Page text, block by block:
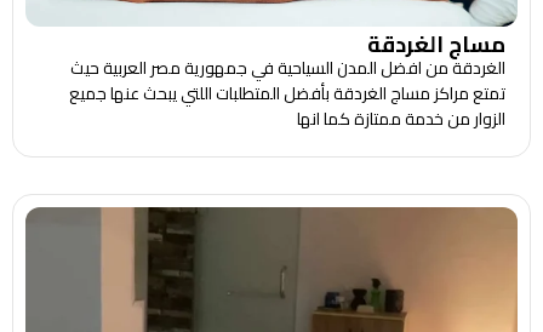
مساج الغردقة
الغردقة من افضل المدن السياحية في جمهورية مصر العربية حيث
تمتع مراكز مساج الغردقة بأفضل المتطلبات اللتي يبحث عنها جميع
الزوار من خدمة ممتازة كما انها